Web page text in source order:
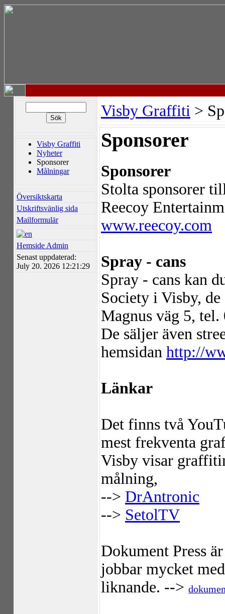
Visby Graffiti
Nyheter
Sponsorer
Målningar
Översiktskarta
Utskriftsvänlig sida
Mailformulär
Hemside Admin
Senast uppdaterad:
July 20. 2026 12:21:29
Visby Graffiti >
Sponsorer
Sponsorer
Stolta sponsorer
Reecoy
www.reecoy.com
Spray - cans
Spray - cans kan
Society i Visby,
Magnus väg 5,
De säljer även
hemsidan http://
Länkar
Det finns två
mest frekventa
Visby visar
målning,
--> DrAntronic
--> SetolTV
Dokument Press
jobbar mycket
liknande. -->